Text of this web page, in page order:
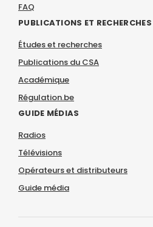
FAQ
PUBLICATIONS ET RECHERCHES
Études et recherches
Publications du CSA
Académique
Régulation.be
GUIDE MÉDIAS
Radios
Télévisions
Opérateurs et distributeurs
Guide média